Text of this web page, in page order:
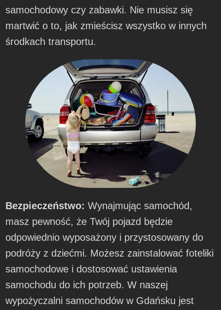
samochodowy czy zabawki. Nie musisz się
martwić o to, jak zmieścisz wszystko w innych
środkach transportu.
Bezpieczeństwo:Wynajmując samochód,
masz pewność, że Twój pojazd będzie
odpowiednio wyposażony i przystosowany do
podróży z dziećmi. Możesz zainstalować foteliki
samochodowe i dostosować ustawienia
samochodu do ich potrzeb. W naszej
wypożyczalni samochodów w Gdańsku jest